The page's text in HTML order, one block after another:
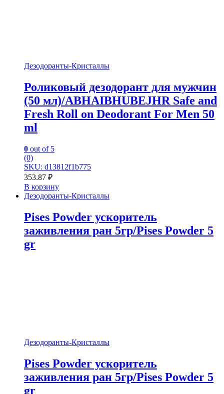
Дезодоранты-Кристаллы
Роликовый дезодорант для мужчин
(50 мл)/ABHAIBHUBEJHR Safe and
Fresh Roll on Deodorant For Men 50
ml
0 out of 5
(0)
SKU: d13812f1b775
353.87 ₽
В корзину
Дезодоранты-Кристаллы
Pises Powder ускоритель
заживления ран 5гр/Pises Powder 5
gr
Дезодоранты-Кристаллы
Pises Powder ускоритель
заживления ран 5гр/Pises Powder 5
gr